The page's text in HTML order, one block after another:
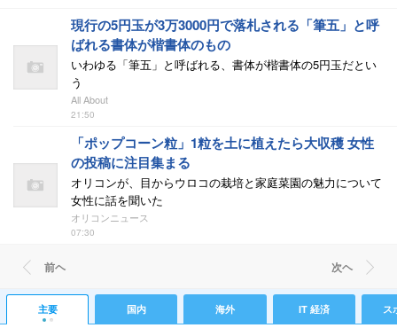
現行の5円玉が3万3000円で落札される「筆五」と呼
ばれる書体が楷書体のもの
いわゆる「筆五」と呼ばれる、書体が楷書体の5円玉だとい
う
All About
21:50
「ポップコーン粒」1粒を土に植えたら大収穫 女性
の投稿に注目集まる
オリコンが、目からウロコの栽培と家庭菜園の魅力について
女性に話を聞いた
オリコンニュース
07:30
前ヘ 次ヘ
主要 国内 海外 IT 経済 ス